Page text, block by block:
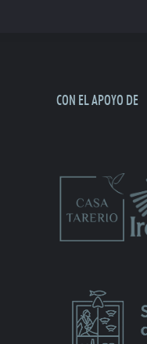
CON EL APOYO DE